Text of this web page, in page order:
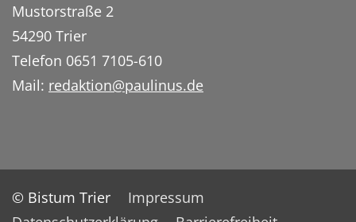
Mustorstraße 2
54290 Trier
Telefon 0651 7105-610
Mail: redaktion@paulinus.de
© Bistum Trier
Impressum